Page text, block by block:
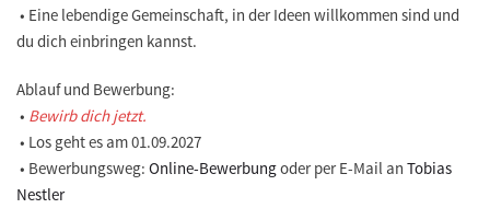
• Eine lebendige Gemeinschaft, in der Ideen willkommen sind und
du dich einbringen kannst.
Ablauf und Bewerbung:
• Bewirb dich jetzt.
• Los geht es am 01.09.2027
• Bewerbungsweg: Online-Bewerbungoder per E-Mail an Tobias
Nestler